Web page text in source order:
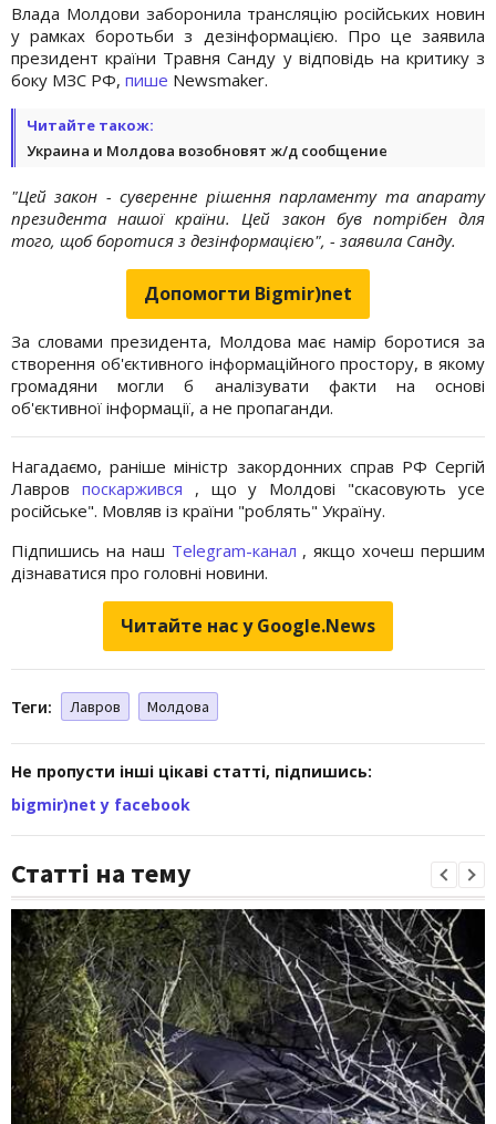
Влада Молдови заборонила трансляцію російських новин
у рамках боротьби з дезінформацією. Про це заявила
президент країни Травня Санду у відповідь на критику з
боку МЗС РФ, пише Newsmaker.
Читайте також:
Украина и Молдова возобновят ж/д сообщение
"Цей закон - суверенне рішення парламенту та апарату
президента нашої країни. Цей закон був потрібен для
того, щоб боротися з дезінформацією", - заявила Санду.
Допомогти Bigmir)net
За словами президента, Молдова має намір боротися за
створення об'єктивного інформаційного простору, в якому
громадяни могли б аналізувати факти на основі
об'єктивної інформації, а не пропаганди.
Нагадаємо, раніше міністр закордонних справ РФ Сергій
Лавров поскаржився , що у Молдові "скасовують усе
російське". Мовляв із країни "роблять" Україну.
Підпишись на наш Telegram-канал , якщо хочеш першим
дізнаватися про головні новини.
Читайте нас у Google.News
Теги: Лавров Молдова
Не пропусти інші цікаві статті, підпишись:
bigmir)net у facebook
Статті на тему